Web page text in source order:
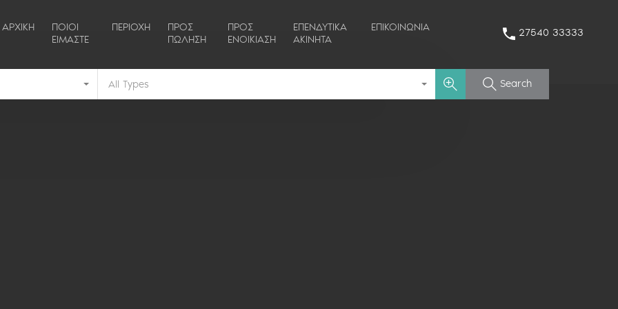
ΑΡΧΙΚΗ
ΠΟΙΟΙ
ΕΙΜΑΣΤΕ
ΠΕΡΙΟΧΗ
ΠΡΟΣ
ΠΩΛΗΣΗ
ΠΡΟΣ
ΕΝΟΙΚΙΑΣΗ
ΕΠΕΝΔΥΤΙΚΑ
ΑΚΙΝΗΤΑ
ΕΠΙΚΟΙΝΩΝΙΑ 27540 33333
All Types Search